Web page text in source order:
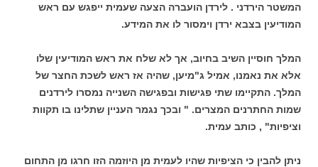
המשטר הירדני . לירדן הועברה הצעה שעמית ייפגש עם ראש
המודיעין בצבא ירדן וימסור לו את המידע.
המלך חוסיין השיב בחיוב, אך לא שלח את ראש המודיעין שלו
אלא את נאמנו, אמיל ג"מיען, שהיה אז ראש לשכת החצר של
המלך. התקיימו שתי פגישות ובפגישה השנייה נמסרו לירדנים
שמות החתרנים המצרים. " ובכך נגמר העניין שתלינו בו תקוות
וציפיות" , כותב עמית.
ניתן להבין כי הציפיות שהיו לעמית מן היוזמה הזו חרגו מן התחום